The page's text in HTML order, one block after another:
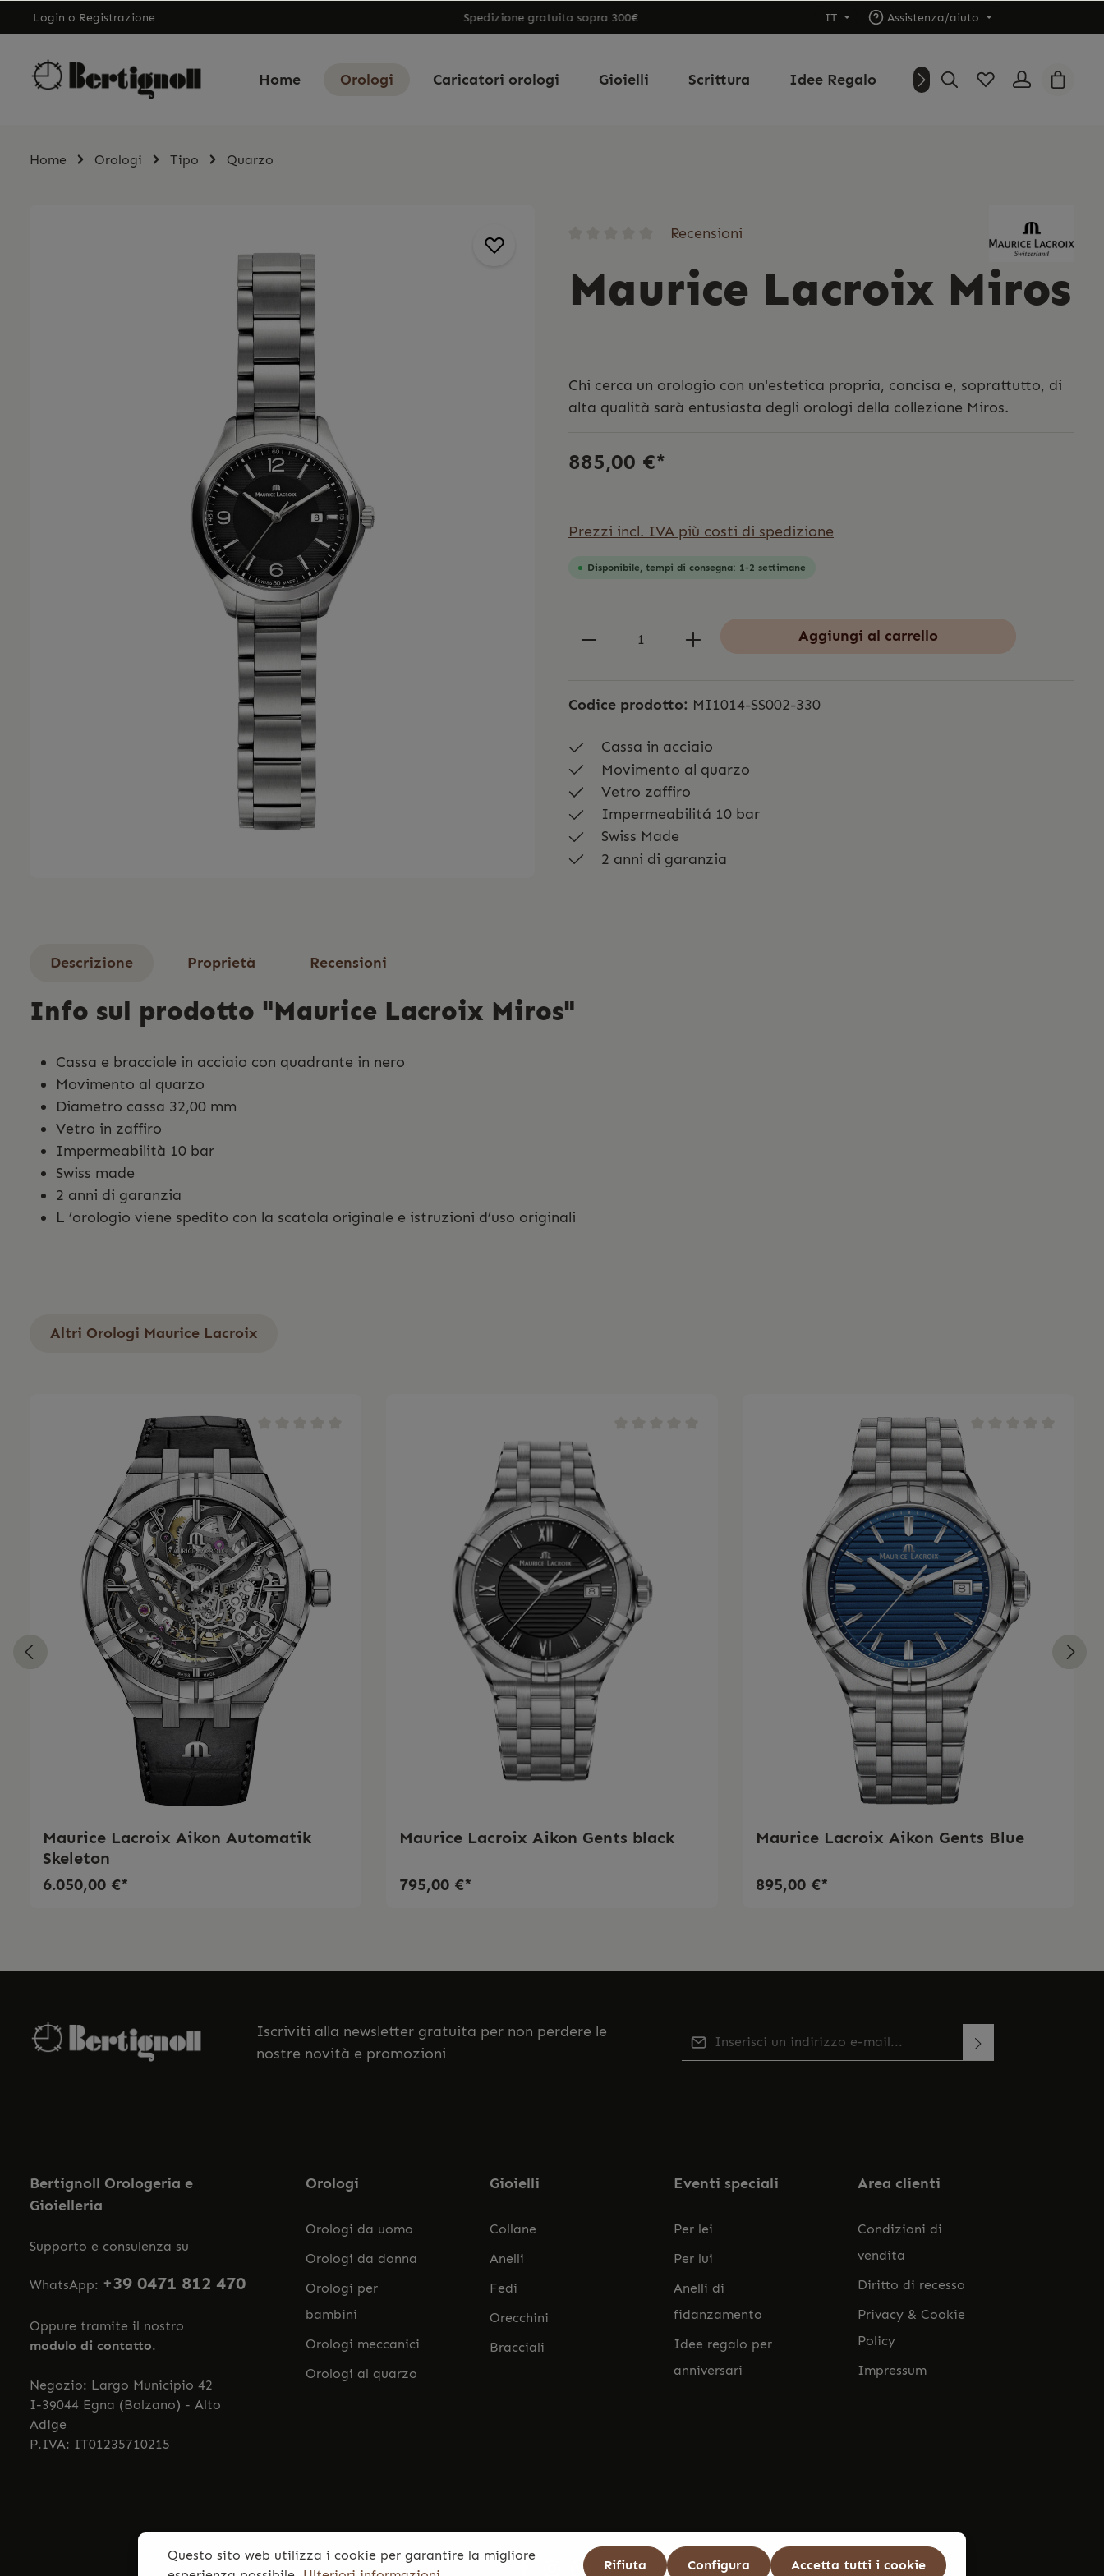
Login o Registrazione Spedizione gratuita sopra 300€ IT Assistenza/aiuto
Home Orologi Caricatori orologi Gioielli Scrittura Idee Regalo Outlet Chi siamo
Home Orologi Tipo Quarzo
Recensioni
Maurice Lacroix Miros
Chi cerca un orologio con un'estetica propria, concisa e, soprattutto, di
alta qualità sarà entusiasta degli orologi della collezione Miros.
885,00 €*
Prezzi incl. IVA più costi di spedizione
Disponibile, tempi di consegna: 1-2 settimane
Aggiungi al carrello
Codice prodotto: MI1014-SS002-330
Cassa in acciaio
Movimento al quarzo
Vetro zaffiro
Impermeabilitá 10 bar
Swiss Made
2 anni di garanzia
Descrizione Proprietà Recensioni
Info sul prodotto "Maurice Lacroix Miros"
Cassa e bracciale in acciaio con quadrante in nero
Movimento al quarzo
Diametro cassa 32,00 mm
Vetro in zaffiro
Impermeabilità 10 bar
Swiss made
2 anni di garanzia
L ’orologio viene spedito con la scatola originale e istruzioni d’uso originali
Altri Orologi Maurice Lacroix
Maurice Lacroix Aikon Automatik
Skeleton
6.050,00 €*
Maurice Lacroix Aikon Gents black
795,00 €*
Maurice Lacroix Aikon Gents Blue
895,00 €*
Iscriviti alla newsletter gratuita per non perdere le
nostre novità e promozioni
Indirizzo e-mail*
Bertignoll Orologeria e
Gioielleria
Supporto e consulenza su
WhatsApp: +39 0471 812 470
Oppure tramite il nostro
modulo di contatto.
Negozio: Largo Municipio 42
I-39044 Egna (Bolzano) - Alto
Adige
P.IVA: IT01235710215
Orologi
Orologi da uomo
Orologi da donna
Orologi per
bambini
Orologi meccanici
Orologi al quarzo
Gioielli
Collane
Anelli
Fedi
Orecchini
Bracciali
Eventi speciali
Per lei
Per lui
Anelli di
fidanzamento
Idee regalo per
anniversari
Area clienti
Condizioni di
vendita
Diritto di recesso
Privacy & Cookie
Policy
Impressum
Questo sito web utilizza i cookie per garantire la migliore
Rifiuta Configura Accetta tutti i cookie